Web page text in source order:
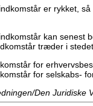
er rykket,
kan senest
træder i
for
for selskabs-
Den Juridiske